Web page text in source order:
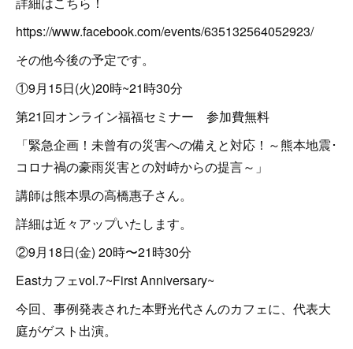
https://www.facebook.com/events/635132564052923/
その他今後の予定です。
①9月15日(火)20時~21時30分
第21回オンライン福福セミナー 参加費無料
「緊急企画！未曾有の災害への備えと対応！～熊本地震･
コロナ禍の豪雨災害との対峙からの提言～」
講師は熊本県の高橋惠子さん。
詳細は近々アップいたします。
②9月18日(金) 20時〜21時30分
Eastカフェvol.7~First Anniversary~
今回、事例発表された本野光代さんのカフェに、代表大
庭がゲスト出演。